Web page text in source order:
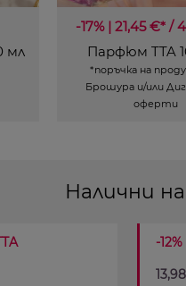
мл
-17% | 21,45 €* /
Парфюм TTA
*поръчка на
Брошура и/или
оферти
Налични
-